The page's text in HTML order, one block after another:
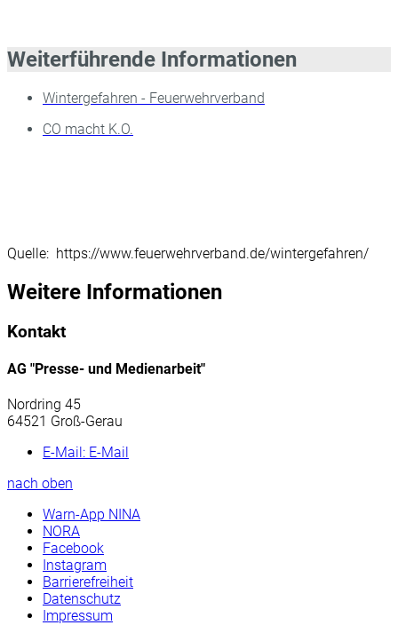
Weiterführende Informationen
Wintergefahren - Feuerwehrverband
CO macht K.O.
Quelle: https://www.feuerwehrverband.de/wintergefahren/
Weitere Informationen
Kontakt
AG "Presse- und Medienarbeit"
Nordring 45
64521 Groß-Gerau
E-Mail: E-Mail
nach oben
Warn-App NINA
NORA
Facebook
Instagram
Barrierefreiheit
Datenschutz
Impressum